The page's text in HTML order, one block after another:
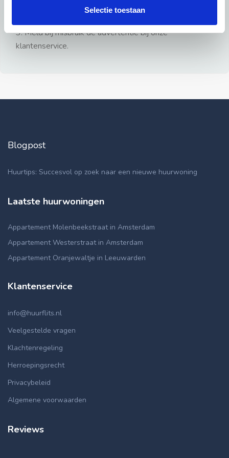
Selectie toestaan
3: Meld bij misbruik de advertentie bij onze
klantenservice.
Blogpost
Huurtips: Succesvol op zoek naar een nieuwe huurwoning
Laatste huurwoningen
Appartement Molenbeekstraat in Amsterdam
Appartement Westerstraat in Amsterdam
Appartement Oranjewaltje in Leeuwarden
Klantenservice
info@huurflits.nl
Veelgestelde vragen
Klachtenregeling
Herroepingsrecht
Privacybeleid
Algemene voorwaarden
Reviews